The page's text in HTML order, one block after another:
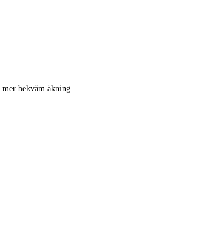
mer bekväm åkning.